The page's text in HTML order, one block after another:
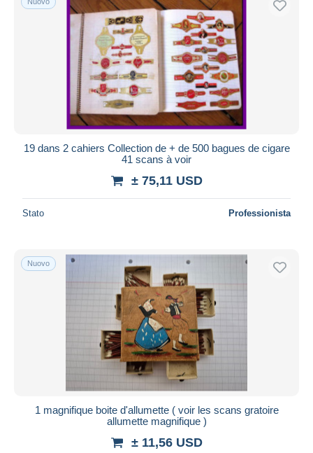
19 dans 2 cahiers Collection de + de 500 bagues de cigare
41 scans à voir
± 75,11 USD
Stato Professionista
Nuovo
1 magnifique boite d'allumette ( voir les scans gratoire
allumette magnifique )
± 11,56 USD